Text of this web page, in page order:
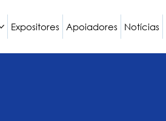
Expositores Apoiadores Notícias